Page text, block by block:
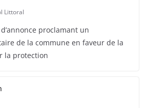
Littoral
proclamant un
de la commune en faveur de la
la protection